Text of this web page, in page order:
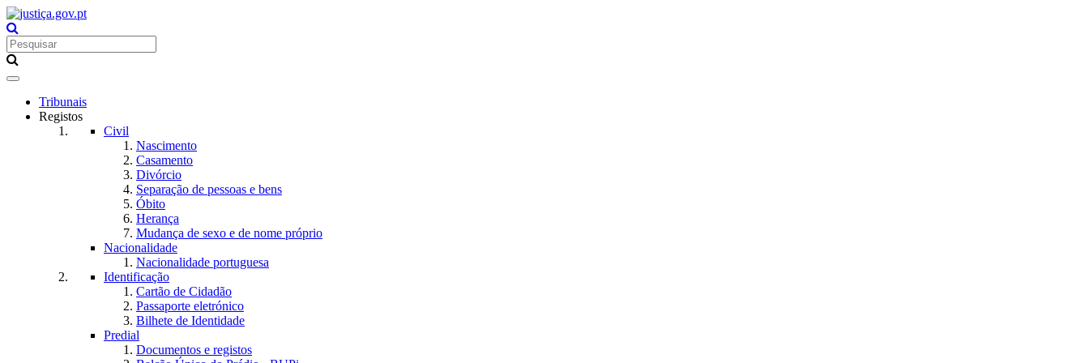
Toggle
navigationTribunais
Registos
Civil
Nascimento
Casamento
Divórcio
Separação de pessoas e bens
Óbito
Herança
Mudança de sexo e de nome próprio
Nacionalidade
Nacionalidade portuguesa
Identificação
Cartão de Cidadão
Passaporte eletrónico
Bilhete de Identidade
Predial
Documentos e registos